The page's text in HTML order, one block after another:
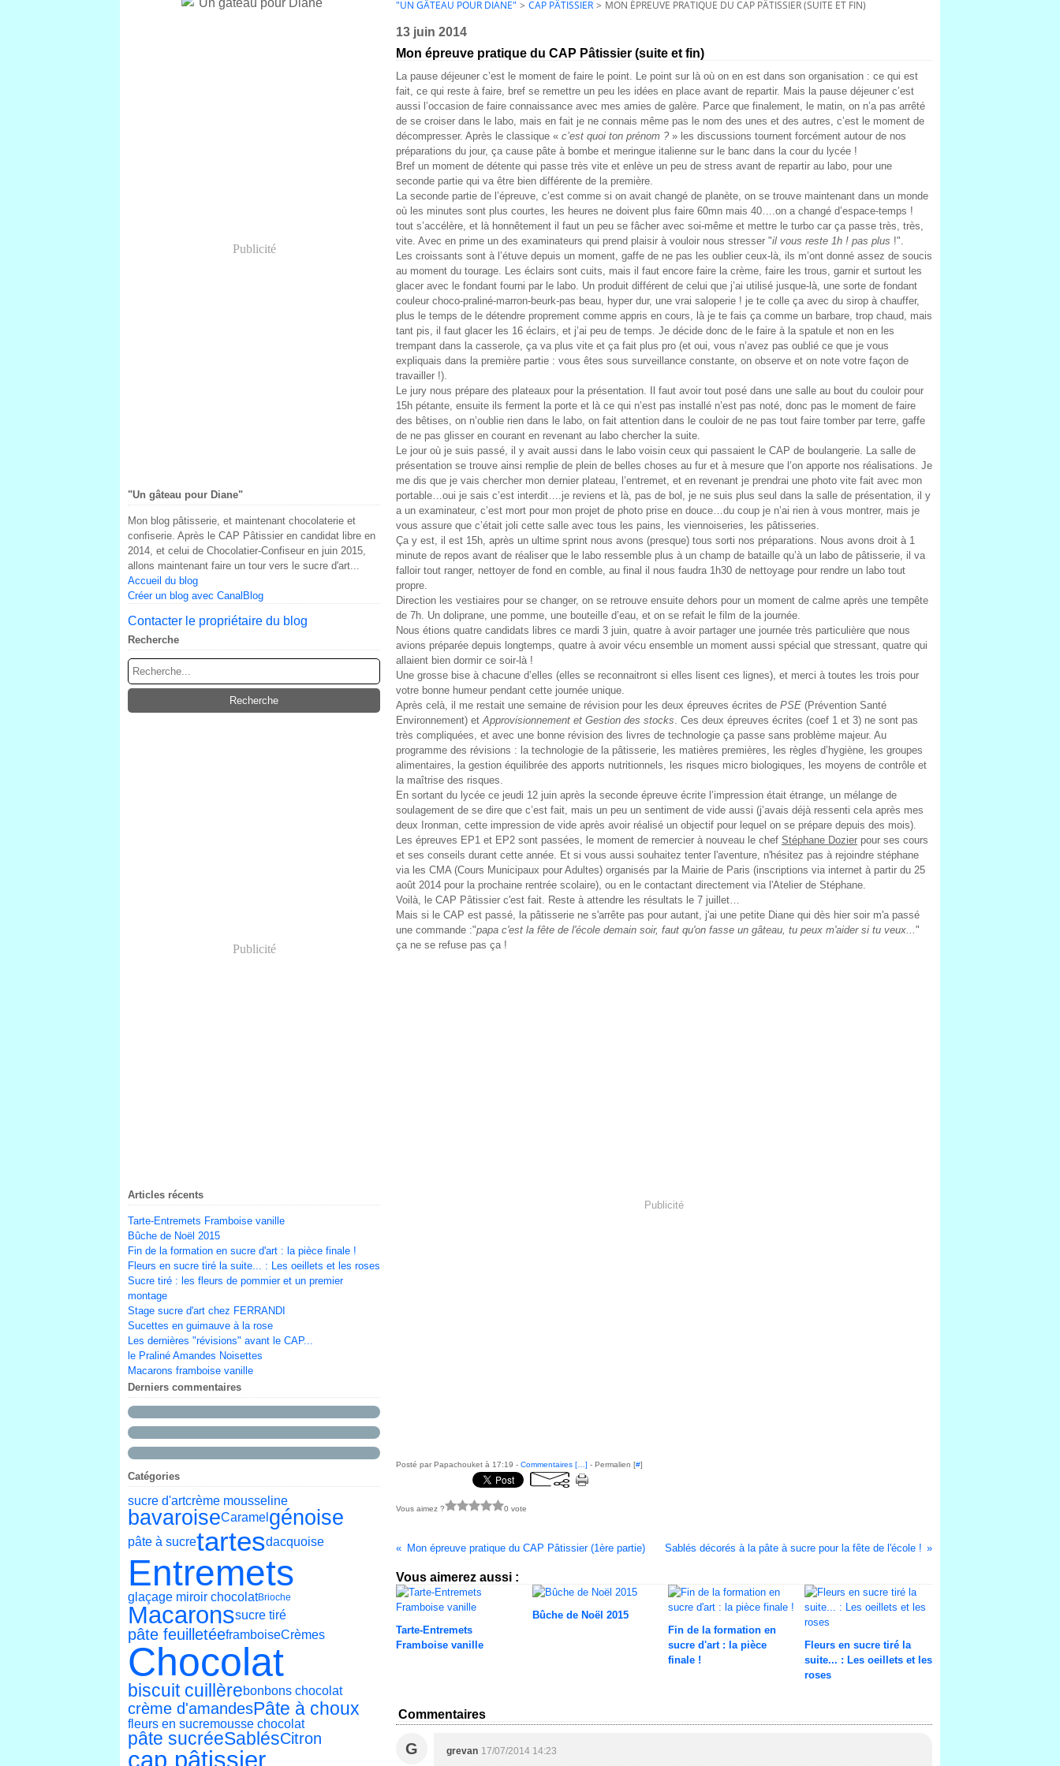
Publicité
"Un gâteau pour Diane"
Mon blog pâtisserie, et maintenant chocolaterie et
confiserie. Après le CAP Pâtissier en candidat libre en
2014, et celui de Chocolatier-Confiseur en juin 2015,
allons maintenant faire un tour vers le sucre d'art...
Accueil du blog
Créer un blog avec CanalBlog
Contacter le propriétaire du blog
Recherche
Publicité
Articles récents
Tarte-Entremets Framboise vanille
Bûche de Noël 2015
Fin de la formation en sucre d'art : la pièce finale !
Fleurs en sucre tiré la suite... : Les oeillets et les roses
Sucre tiré : les fleurs de pommier et un premier
montage
Stage sucre d'art chez FERRANDI
Sucettes en guimauve à la rose
Les dernières "révisions" avant le CAP...
le Praliné Amandes Noisettes
Macarons framboise vanille
Derniers commentaires
Catégories
sucre d'artcrème mousseline
bavaroiseCaramel génoise
pâte à sucretartesdacquoise
Entremets
glaçage miroir chocolatBrioche
Macaronssucre tiré
pâte feuilletéeframboiseCrèmes
Chocolat
biscuit cuillèrebonbons chocolat
crème d'amandesPâte à choux
fleurs en sucremousse chocolat
pâte sucréeSablésCitron
cap pâtissier
"UN GÂTEAU POUR DIANE" > CAP PÂTISSIER > MON ÉPREUVE PRATIQUE DU CAP PÂTISSIER (SUITE ET FIN)
13 juin 2014
Mon épreuve pratique du CAP Pâtissier (suite et fin)
La pause déjeuner c’est le moment de faire le point. Le point sur là où on en est dans son organisation : ce qui est
fait, ce qui reste à faire, bref se remettre un peu les idées en place avant de repartir. Mais la pause déjeuner c’est
aussi l’occasion de faire connaissance avec mes amies de galère. Parce que finalement, le matin, on n’a pas arrêté
de se croiser dans le labo, mais en fait je ne connais même pas le nom des unes et des autres, c’est le moment de
décompresser. Après le classique « c’est quoi ton prénom ? » les discussions tournent forcément autour de nos
préparations du jour, ça cause pâte à bombe et meringue italienne sur le banc dans la cour du lycée !
Bref un moment de détente qui passe très vite et enlève un peu de stress avant de repartir au labo, pour une
seconde partie qui va être bien différente de la première.
La seconde partie de l’épreuve, c’est comme si on avait changé de planète, on se trouve maintenant dans un monde
où les minutes sont plus courtes, les heures ne doivent plus faire 60mn mais 40….on a changé d’espace-temps !
tout s’accélère, et là honnêtement il faut un peu se fâcher avec soi-même et mettre le turbo car ça passe très, très,
vite. Avec en prime un des examinateurs qui prend plaisir à vouloir nous stresser "il vous reste 1h ! pas plus !".
Les croissants sont à l’étuve depuis un moment, gaffe de ne pas les oublier ceux-là, ils m’ont donné assez de soucis
au moment du tourage. Les éclairs sont cuits, mais il faut encore faire la crème, faire les trous, garnir et surtout les
glacer avec le fondant fourni par le labo. Un produit différent de celui que j’ai utilisé jusque-là, une sorte de fondant
couleur choco-praliné-marron-beurk-pas beau, hyper dur, une vrai saloperie ! je te colle ça avec du sirop à chauffer,
plus le temps de le détendre proprement comme appris en cours, là je te fais ça comme un barbare, trop chaud, mais
tant pis, il faut glacer les 16 éclairs, et j’ai peu de temps. Je décide donc de le faire à la spatule et non en les
trempant dans la casserole, ça va plus vite et ça fait plus pro (et oui, vous n’avez pas oublié ce que je vous
expliquais dans la première partie : vous êtes sous surveillance constante, on observe et on note votre façon de
travailler !).
Le jury nous prépare des plateaux pour la présentation. Il faut avoir tout posé dans une salle au bout du couloir pour
15h pétante, ensuite ils ferment la porte et là ce qui n’est pas installé n’est pas noté, donc pas le moment de faire
des bêtises, on n’oublie rien dans le labo, on fait attention dans le couloir de ne pas tout faire tomber par terre, gaffe
de ne pas glisser en courant en revenant au labo chercher la suite.
Le jour où je suis passé, il y avait aussi dans le labo voisin ceux qui passaient le CAP de boulangerie. La salle de
présentation se trouve ainsi remplie de plein de belles choses au fur et à mesure que l’on apporte nos réalisations. Je
me dis que je vais chercher mon dernier plateau, l’entremet, et en revenant je prendrai une photo vite fait avec mon
portable…oui je sais c’est interdit….je reviens et là, pas de bol, je ne suis plus seul dans la salle de présentation, il y
a un examinateur, c’est mort pour mon projet de photo prise en douce…du coup je n’ai rien à vous montrer, mais je
vous assure que c’était joli cette salle avec tous les pains, les viennoiseries, les pâtisseries.
Ça y est, il est 15h, après un ultime sprint nous avons (presque) tous sorti nos préparations. Nous avons droit à 1
minute de repos avant de réaliser que le labo ressemble plus à un champ de bataille qu’à un labo de pâtisserie, il va
falloir tout ranger, nettoyer de fond en comble, au final il nous faudra 1h30 de nettoyage pour rendre un labo tout
propre.
Direction les vestiaires pour se changer, on se retrouve ensuite dehors pour un moment de calme après une tempête
de 7h. Un doliprane, une pomme, une bouteille d’eau, et on se refait le film de la journée.
Nous étions quatre candidats libres ce mardi 3 juin, quatre à avoir partager une journée très particulière que nous
avions préparée depuis longtemps, quatre à avoir vécu ensemble un moment aussi spécial que stressant, quatre qui
allaient bien dormir ce soir-là !
Une grosse bise à chacune d’elles (elles se reconnaitront si elles lisent ces lignes), et merci à toutes les trois pour
votre bonne humeur pendant cette journée unique.
Après celà, il me restait une semaine de révision pour les deux épreuves écrites de PSE (Prévention Santé
Environnement) etApprovisionnement et Gestion des stocks. Ces deux épreuves écrites (coef 1 et 3) ne sont pas
très compliquées, et avec une bonne révision des livres de technologie ça passe sans problème majeur. Au
programme des révisions : la technologie de la pâtisserie, les matières premières, les règles d’hygiène, les groupes
alimentaires, la gestion équilibrée des apports nutritionnels, les risques micro biologiques, les moyens de contrôle et
la maîtrise des risques.
En sortant du lycée ce jeudi 12 juin après la seconde épreuve écrite l’impression était étrange, un mélange de
soulagement de se dire que c’est fait, mais un peu un sentiment de vide aussi (j’avais déjà ressenti cela après mes
deux Ironman, cette impression de vide après avoir réalisé un objectif pour lequel on se prépare depuis des mois).
Les épreuves EP1 et EP2 sont passées, le moment de remercier à nouveau le chef Stéphane Dozier pour ses cours
et ses conseils durant cette année. Et si vous aussi souhaitez tenter l'aventure, n'hésitez pas à rejoindre stéphane
via les CMA (Cours Municipaux pour Adultes) organisés par la Mairie de Paris (inscriptions via internet à partir du 25
août 2014 pour la prochaine rentrée scolaire), ou en le contactant directement via l'Atelier de Stéphane.
Voilà, le CAP Pâtissier c'est fait. Reste à attendre les résultats le 7 juillet…
Mais si le CAP est passé, la pâtisserie ne s'arrête pas pour autant, j'ai une petite Diane qui dès hier soir m'a passé
une commande :"papa c'est la fête de l'école demain soir, faut qu'on fasse un gâteau, tu peux m'aider si tu veux..."
ça ne se refuse pas ça !
Publicité
Posté par Papachouket à 17:19 - Commentaires [ ] - Permalien [#]
Vous aimez ? 0 vote
Mon épreuve pratique du CAP Pâtissier (1ère partie) Sablés décorés à la pâte à sucre pour la fête de l'école !
Vous aimerez aussi :
Tarte-Entremets
Framboise vanille
Bûche de Noël 2015
Fin de la formation en
sucre d'art : la pièce
finale !
Fleurs en sucre tiré la
suite... : Les oeillets et les
roses
Commentaires
G grevan 17/07/2014 14:23